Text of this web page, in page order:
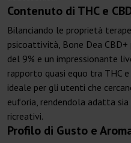
Contenuto di THC e
Bilanciando le proprietà
psicoattività, Bone Dea
del 9% e un impressionante
rapporto quasi equo tra THC
ideale per gli utenti che
euforia, rendendola adatta sia
ricreativi.
Profilo di Gusto e